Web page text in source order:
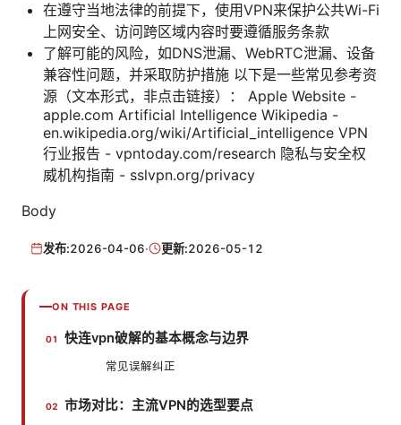
在遵守当地法律的前提下，使用VPN来保护公共Wi-Fi
上网安全、访问跨区域内容时要遵循服务条款
了解可能的风险，如DNS泄漏、WebRTC泄漏、设备
兼容性问题，并采取防护措施 以下是一些常见参考资
源（文本形式，非点击链接）： Apple Website -
apple.com Artificial Intelligence Wikipedia -
en.wikipedia.org/wiki/Artificial_intelligence VPN
行业报告 - vpntoday.com/research 隐私与安全权
威机构指南 - sslvpn.org/privacy
Body
发布:2026-04-06· 更新:2026-05-12
ON THIS PAGE
快连vpn破解的基本概念与边界
常见误解纠正
市场对比：主流VPN的选型要点